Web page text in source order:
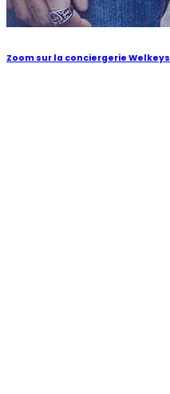
Zoom sur la conciergerie Welkeys